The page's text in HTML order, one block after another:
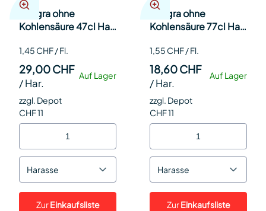
Allegra ohne
Kohlensäure 47cl Har
1,45 CHF / Fl.
Auf Lager
29,00 CHF
/Har.
zzgl. Depot
CHF 11
Harasse
ZurEinkaufsliste
Allegra ohne
Kohlensäure 77cl Har
1,55 CHF / Fl.
Auf Lager
18,60 CHF
/Har.
zzgl. Depot
CHF 11
Harasse
ZurEinkaufsliste